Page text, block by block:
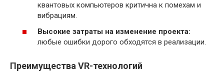
квантовых компьютеров критична к помехам и
вибрациям.
Высокие затраты на изменение проекта:
любые ошибки дорого обходятся в реализации.
Преимущества VR-технологий